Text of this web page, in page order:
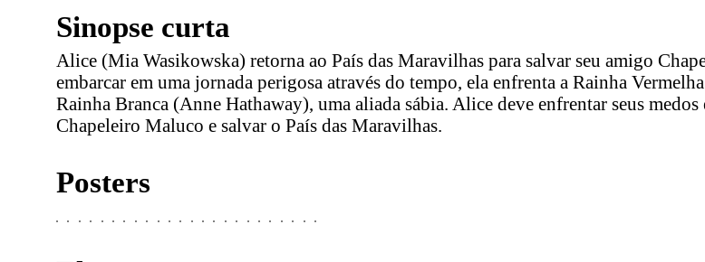
Sinopse curta
Alice (Mia Wasikowska) retorna ao País das Maravilhas para salvar seu amigo
embarcar em uma jornada perigosa através do tempo, ela enfrenta a Rainha
Rainha Branca (Anne Hathaway), uma aliada sábia. Alice deve enfrentar seus
Chapeleiro Maluco e salvar o País das Maravilhas.
Posters